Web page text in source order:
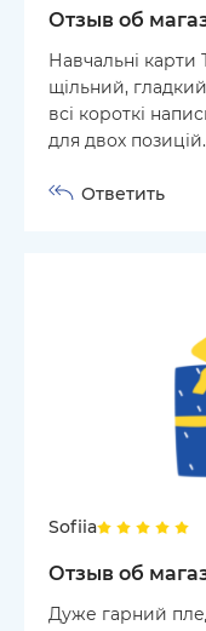
Отзыв об
Навчальні карти
щільний,
всі короткі
для двох
Ответить
Sofiia
Отзыв об
Дуже гарний